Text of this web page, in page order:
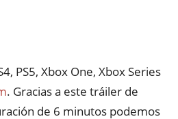
PS5, Xbox One, Xbox Series
. Gracias a este tráiler de
de 6 minutos podemos